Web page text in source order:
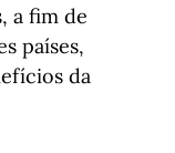
a fim de
países,
da